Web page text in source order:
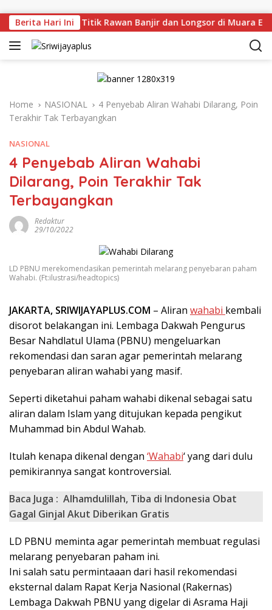
Berita Hari Ini
Langsung Titik Rawan Banjir dan Longsor di Muara
Home NASIONAL
4 Penyebab Aliran Wahabi Dilarang, Poin
Terakhir Tak Terbayangkan
NASIONAL
4 Penyebab Aliran Wahabi
Dilarang, Poin Terakhir Tak
Terbayangkan
Redaktur
29/10/2022
LD PBNU merekomendasikan pemerintah melarang penyebaran paham
Wahabi. (Ft:ilustrasi/headtopics)
JAKARTA, SRIWIJAYAPLUS.COM – Aliran wahabi kembali
disorot belakangan ini. Lembaga Dakwah Pengurus
Besar Nahdlatul Ulama (PBNU) mengeluarkan
rekomendasi dan saran agar pemerintah melarang
penyebaran aliran wahabi yang masif.
Seperti diketahui paham wahabi dikenal sebagai satu
aliran dalam Islam yang ditujukan kepada pengikut
Muhammad bin Abdul Wahab.
Itulah kenapa dikenal dengan ‘Wahabi‘ yang dari dulu
pemikirannya sangat kontroversial.
Baca Juga : Alhamdulillah, Tiba di Indonesia Obat
Gagal Ginjal Akut Diberikan Gratis
LD PBNU meminta agar pemerintah membuat regulasi
melarang penyebaran paham ini.
Ini salah satu permintaaan dari hasil rekomendasi
eksternal dalam Rapat Kerja Nasional (Rakernas)
Lembaga Dakwah PBNU yang digelar di Asrama Haji